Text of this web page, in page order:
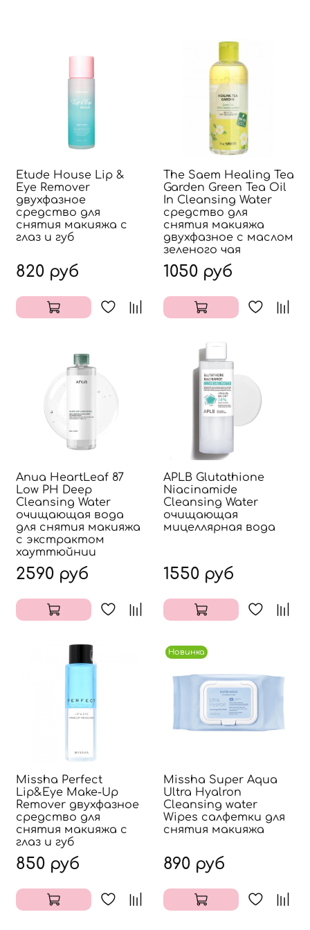
Etude House Lip &
Eye Remover
двухфазное
средство для
снятия макияжа с
глаз и губ
820 руб
The Saem Healing Tea
Garden Green Tea Oil
In Cleansing Water
средство для
снятия макияжа
двухфазное с маслом
зеленого чая
1050 руб
Anua HeartLeaf 87
Low PH Deep
Cleansing Water
очищающая вода
для снятия макияжа
с экстрактом
хауттюйнии
2590 руб
APLB Glutathione
Niacinamide
Cleansing Water
очищающая
мицеллярная вода
1550 руб
Missha Perfect
Lip&Eye Make-Up
Remover двухфазное
средство для
снятия макияжа с
глаз и губ
850 руб
Новинка
Missha Super Aqua
Ultra Hyalron
Cleansing water
Wipes салфетки для
снятия макияжа
890 руб